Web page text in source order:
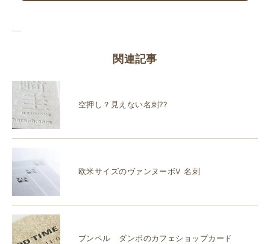
関連記事
空押し？見えない名刺??
欧米サイズのヴァンヌーボV 名刺
ブンペル ダンボのカフェショップカード